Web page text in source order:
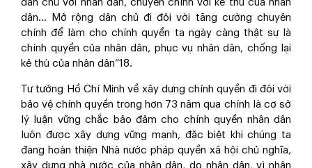
dân chủ với nhân dân, chuyên chính với kẻ thù của nhân
dân… Mở rộng dân chủ đi đôi với tăng cường chuyên
chính để làm cho chính quyền ta ngày càng thật sự là
chính quyền của nhân dân, phục vụ nhân dân, chống lại
kẻ thù của nhân dân”18.
Tư tưởng Hồ Chí Minh về xây dựng chính quyền đi đôi với
bảo vệ chính quyền trong hơn 73 năm qua chính là cơ sở
lý luận vững chắc bảo đảm cho chính quyền nhân dân
luôn được xây dựng vững mạnh, đặc biệt khi chúng ta
đang hoàn thiện Nhà nước pháp quyền xã hội chủ nghĩa,
xây dựng nhà nước của nhân dân, do nhân dân, vì nhân